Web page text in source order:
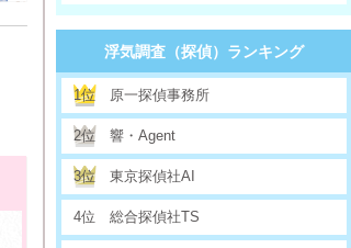
浮気調査（探偵）ランキング
1位 原一探偵事務所
2位 響・Agent
3位 東京探偵社AI
4位 総合探偵社TS